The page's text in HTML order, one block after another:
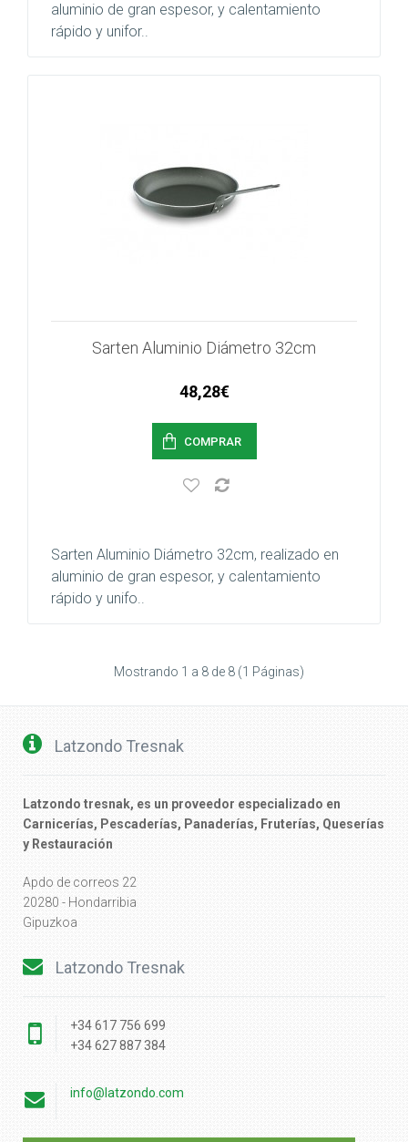
aluminio de gran espesor, y calentamiento
rápido y unifor..
Sarten Aluminio Diámetro 32cm
48,28€
COMPRAR
Sarten Aluminio Diámetro 32cm, realizado en
aluminio de gran espesor, y calentamiento
rápido y unifo..
Mostrando 1 a 8 de 8 (1 Páginas)
Latzondo Tresnak
Latzondo tresnak, es un proveedor especializado en
Carnicerías, Pescaderías, Panaderías, Fruterías, Queserías
y Restauración
Apdo de correos 22
20280 - Hondarribia
Gipuzkoa
Latzondo Tresnak
+34 617 756 699
+34 627 887 384
info@latzondo.com